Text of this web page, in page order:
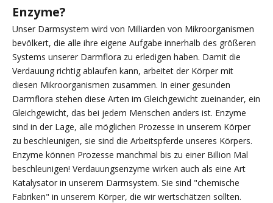
Enzyme?
Unser Darmsystem wird von Milliarden von Mikroorganismen
bevölkert, die alle ihre eigene Aufgabe innerhalb des größeren
Systems unserer Darmflora zu erledigen haben. Damit die
Verdauung richtig ablaufen kann, arbeitet der Körper mit
diesen Mikroorganismen zusammen. In einer gesunden
Darmflora stehen diese Arten im Gleichgewicht zueinander, ein
Gleichgewicht, das bei jedem Menschen anders ist. Enzyme
sind in der Lage, alle möglichen Prozesse in unserem Körper
zu beschleunigen, sie sind die Arbeitspferde unseres Körpers.
Enzyme können Prozesse manchmal bis zu einer Billion Mal
beschleunigen! Verdauungsenzyme wirken auch als eine Art
Katalysator in unserem Darmsystem. Sie sind "chemische
Fabriken" in unserem Körper, die wir wertschätzen sollten.